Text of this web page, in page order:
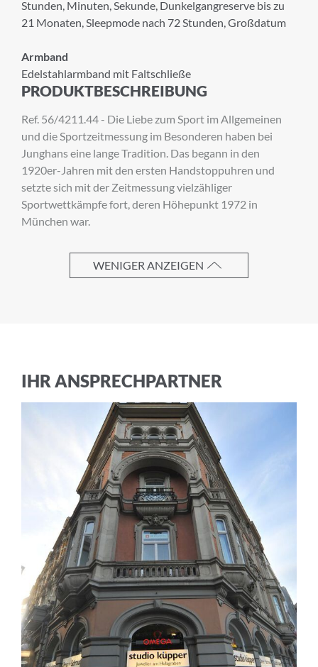
Stunden, Minuten, Sekunde, Dunkelgangreserve bis zu
21 Monaten, Sleepmode nach 72 Stunden, Großdatum
Armband
Edelstahlarmband mit Faltschließe
PRODUKTBESCHREIBUNG
Ref. 56/4211.44 - Die Liebe zum Sport im Allgemeinen
und die Sportzeitmessung im Besonderen haben bei
Junghans eine lange Tradition. Das begann in den
1920er-Jahren mit den ersten Handstoppuhren und
setzte sich mit der Zeitmessung vielzähliger
Sportwettkämpfe fort, deren Höhepunkt 1972 in
München war.
WENIGER ANZEIGEN
IHR ANSPRECHPARTNER
ANMELDUNG ZUM
NEWSLETTER
Melden Sie sich zu unserem Newsletter an.
Anrede
Vorname
Geschäftsbedingungenund die
Datenschutzerklärung
ABBRECHEN
ANMELDEN